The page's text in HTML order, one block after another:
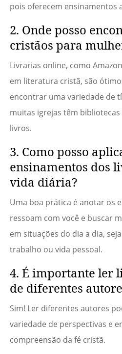
pois oferecem ensinamentos
2. Onde posso
cristãos para
Livrarias online, como
em literatura cristã, são
encontrar uma variedade de
muitas igrejas têm
livros.
3. Como posso
ensinamentos dos
vida diária?
Uma boa prática é anotar os
ressoam com você e buscar
em situações do dia a dia,
trabalho ou vida pessoal.
4. É importante ler
de diferentes
Sim! Ler diferentes autores
variedade de perspectivas e
compreensão da fé cristã.